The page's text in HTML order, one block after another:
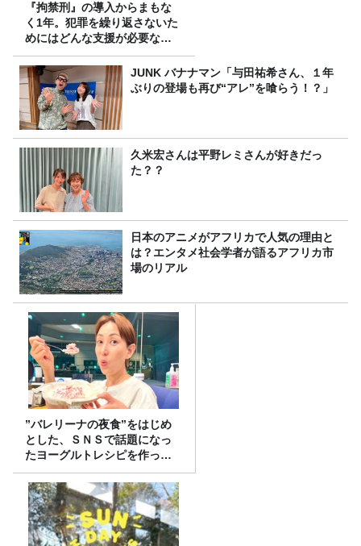
『拘禁刑』の導入からまもな
く1年。犯罪を繰り返さないた
めにはどんな支援が必要なの
か
JUNK バナナマン「与田祐希さん、１年
ぶりの登場も再び“アレ”を喰らう！？」
久米宏さんは平野レミさんが好きだっ
た？？
日本のアニメがアフリカで人気の理由と
は？エンタメ社会学者が語るアフリカ市
場のリアル
”バレリーナの夜食”をはじめ
とした、ＳＮＳで話題になっ
たヨーグルトレシピを作って
みた！